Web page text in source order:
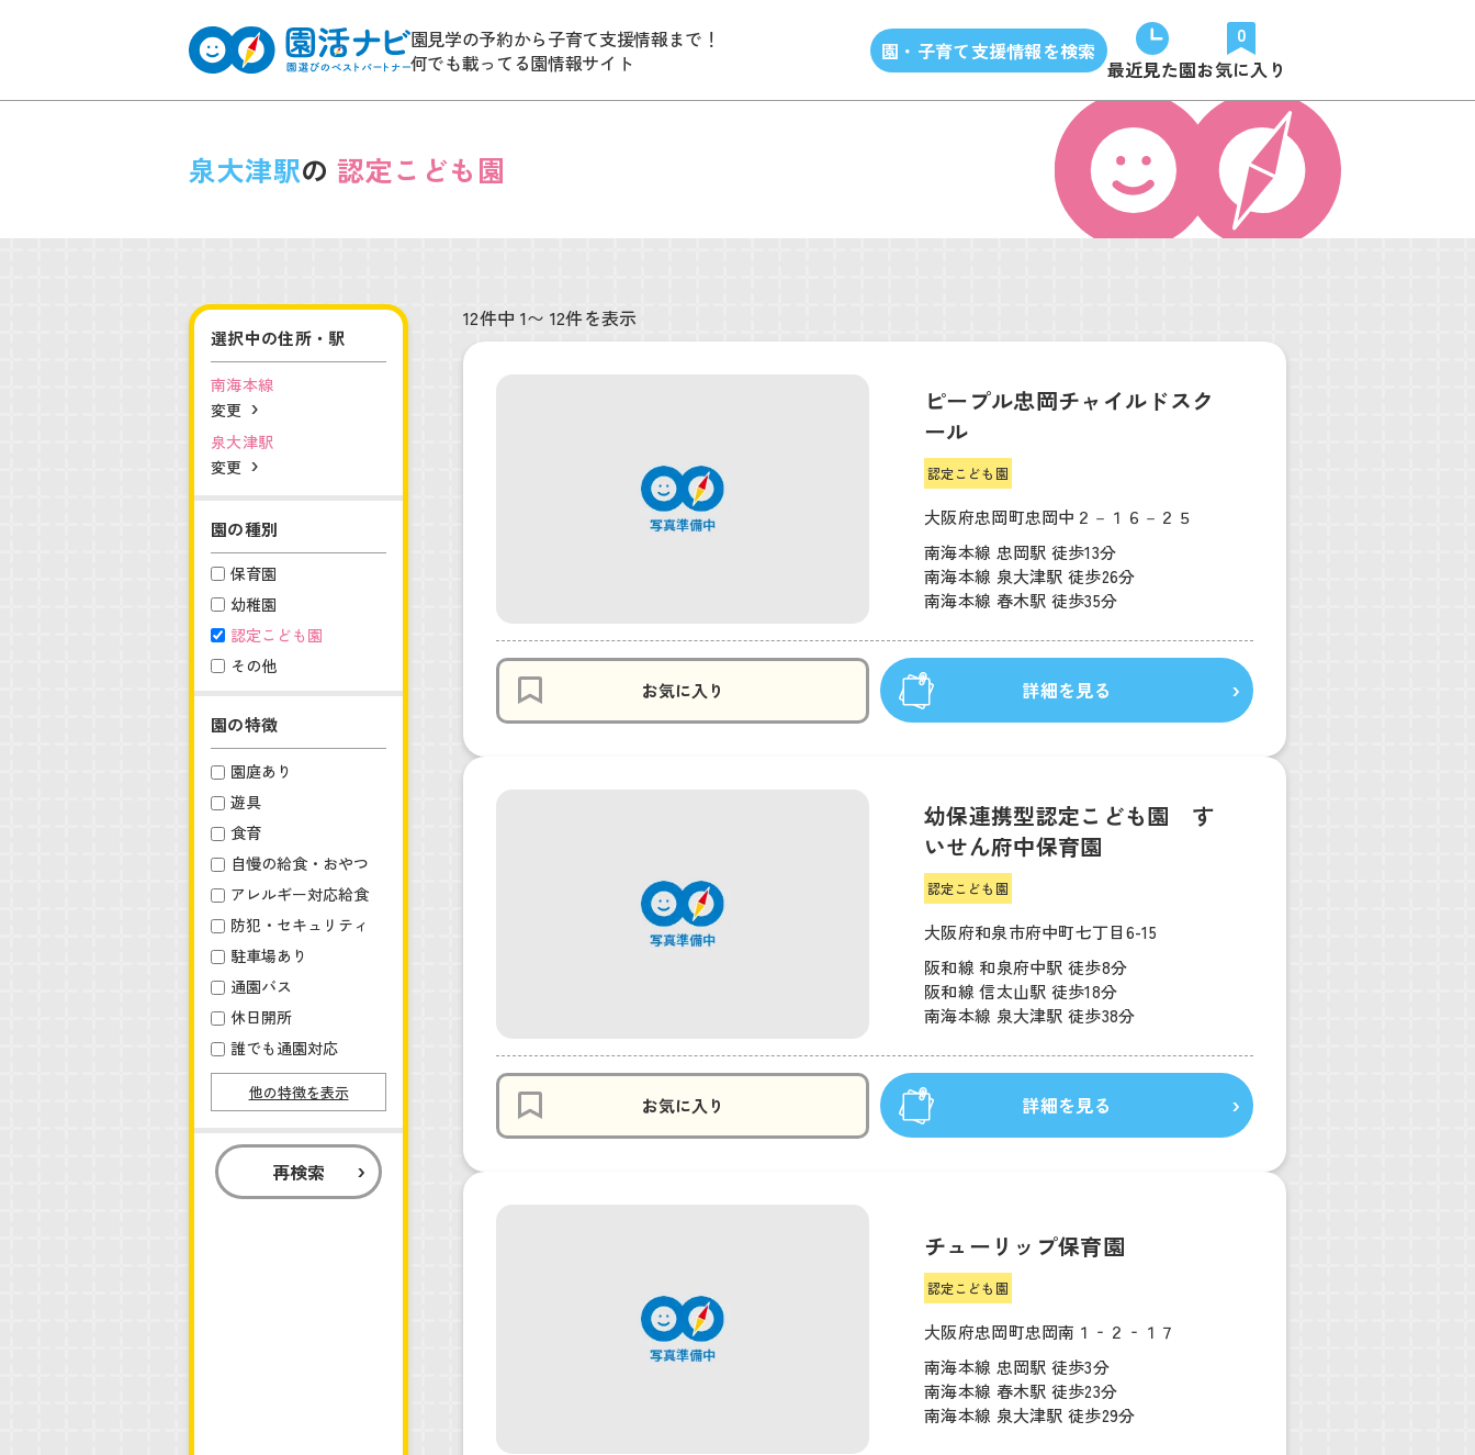
園見学の予約から子育て支援情報まで！
何でも載ってる園情報サイト
園・子育て支援情報を検索
最近見た園
0
お気に入り
泉大津駅の 認定こども園
選択中の住所・駅
南海本線
変更
泉大津駅
変更
園の種別
保育園
幼稚園
認定こども園
その他
園の特徴
園庭あり
遊具
食育
自慢の給食・おやつ
アレルギー対応給食
防犯・セキュリティ
駐車場あり
通園バス
休日開所
誰でも通園対応
他の特徴を表示
再検索
12件中 1〜 12件を表示
ピープル忠岡チャイルドスク
ール
認定こども園
大阪府忠岡町忠岡中２－１６－２５
南海本線 忠岡駅 徒歩13分
南海本線 泉大津駅 徒歩26分
南海本線 春木駅 徒歩35分
お気に入り 詳細を見る
幼保連携型認定こども園 す
いせん府中保育園
認定こども園
大阪府和泉市府中町七丁目6-15
阪和線 和泉府中駅 徒歩8分
阪和線 信太山駅 徒歩18分
南海本線 泉大津駅 徒歩38分
お気に入り 詳細を見る
チューリップ保育園
認定こども園
大阪府忠岡町忠岡南１‐２‐１７
南海本線 忠岡駅 徒歩3分
南海本線 春木駅 徒歩23分
南海本線 泉大津駅 徒歩29分